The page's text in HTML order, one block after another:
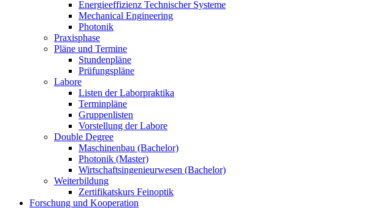
Energieeffizienz Technischer Systeme
Mechanical Engineering
Photonik
Praxisphase
Pläne und Termine
Stundenpläne
Prüfungspläne
Labore
Listen der Laborpraktika
Terminpläne
Gruppenlisten
Vorstellung der Labore
Double Degree
Maschinenbau (Bachelor)
Photonik (Master)
Wirtschaftsingenieurwesen (Bachelor)
Weiterbildung
Zertifikatskurs Feinoptik
Forschung und Kooperation